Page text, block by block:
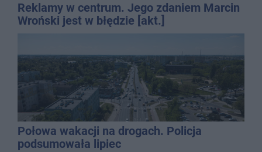
Reklamy w centrum. Jego zdaniem Marcin
Wroński jest w błędzie [akt.]
Połowa wakacji na drogach. Policja
podsumowała lipiec